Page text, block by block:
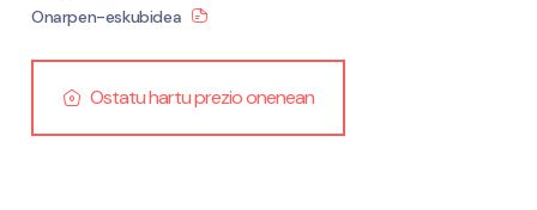
Onarpen-eskubidea
Ostatu hartu prezio onenean